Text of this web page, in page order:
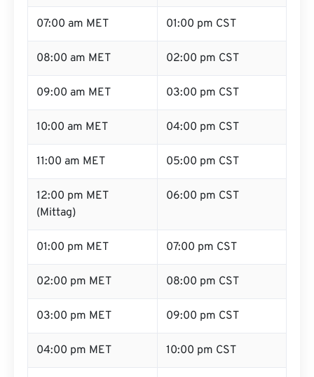
07:00 am MET 01:00 pm CST
08:00 am MET 02:00 pm CST
09:00 am MET 03:00 pm CST
10:00 am MET 04:00 pm CST
11:00 am MET 05:00 pm CST
12:00 pm MET
(Mittag)
06:00 pm CST
01:00 pm MET 07:00 pm CST
02:00 pm MET 08:00 pm CST
03:00 pm MET 09:00 pm CST
04:00 pm MET 10:00 pm CST